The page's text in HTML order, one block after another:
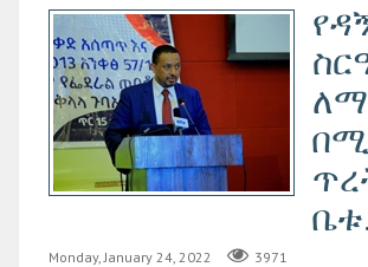
Monday, January 24, 2022 3971